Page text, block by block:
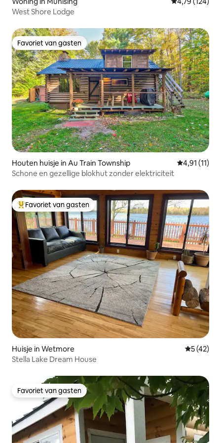
West Shore Lodge
Favoriet van gasten
Favoriet van gasten
Houten huisje in Au Train Township Gemiddelde
4,91 (11)
Schone en gezellige blokhut zonder elektriciteit
Topfavoriet van gasten
Favoriet van gasten
Huisje in Wetmore
5 (42)
Stella Lake Dream House
Favoriet van gasten
Favoriet van gasten